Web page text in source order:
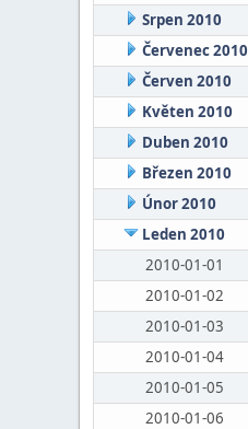
Srpen 2010
Červenec 2010
Červen 2010
Květen 2010
Duben 2010
Březen 2010
Únor 2010
Leden 2010
2010-01-01
2010-01-02
2010-01-03
2010-01-04
2010-01-05
2010-01-06